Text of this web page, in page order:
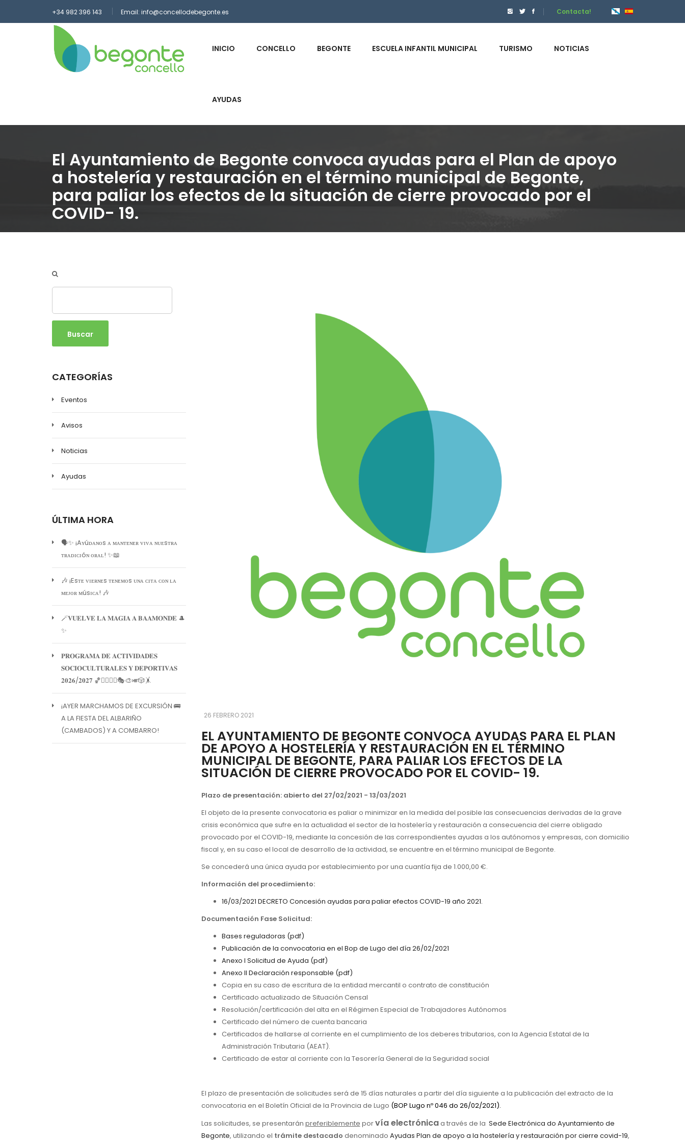
+34 982 396 143 Email: info@concellodebegonte.es Contacta!
INICIO CONCELLO BEGONTE ESCUELA INFANTIL MUNICIPAL TURISMO NOTICIAS
AYUDAS
El Ayuntamiento de Begonte convoca ayudas para el Plan de apoyo
a hostelería y restauración en el término municipal de Begonte,
para paliar los efectos de la situación de cierre provocado por el
COVID- 19.
CATEGORÍAS
Eventos
Avisos
Noticias
Ayudas
ÚLTIMA HORA
🗣️✨ ¡Aʏúᴅᴀɴᴏs ᴀ ᴍᴀɴᴛᴇɴᴇʀ ᴠɪᴠᴀ ɴᴜᴇsᴛʀᴀ
ᴛʀᴀᴅɪᴄɪóɴ ᴏʀᴀʟ! ✨📖
🎶 ¡Esᴛᴇ ᴠɪᴇʀɴᴇs ᴛᴇɴᴇᴍᴏs ᴜɴᴀ ᴄɪᴛᴀ ᴄᴏɴ ʟᴀ
ᴍᴇᴊᴏʀ ᴍúsɪᴄᴀ! 🎶
🪄𝐕𝐔𝐄𝐋𝐕𝐄 𝐋𝐀 𝐌𝐀𝐆𝐈𝐀 𝐀 𝐁𝐀𝐀𝐌𝐎𝐍𝐃𝐄 🎩
✨
𝐏𝐑𝐎𝐆𝐑𝐀𝐌𝐀 𝐃𝐄 𝐀𝐂𝐓𝐈𝐕𝐈𝐃𝐀𝐃𝐄𝐒
𝐒𝐎𝐂𝐈𝐎𝐂𝐔𝐋𝐓𝐔𝐑𝐀𝐋𝐄𝐒 𝐘 𝐃𝐄𝐏𝐎𝐑𝐓𝐈𝐕𝐀𝐒
𝟐𝟎𝟐𝟔/𝟐𝟎𝟐𝟕 🏀🏊‍♀️🧘‍♀️🎭🎨🎺🎲🤸
¡AYER MARCHAMOS DE EXCURSIÓN 🚌
A LA FIESTA DEL ALBARIÑO
(CAMBADOS) Y A COMBARRO!
26 FEBRERO 2021
EL AYUNTAMIENTO DE BEGONTE CONVOCA AYUDAS PARA EL PLAN
DE APOYO A HOSTELERÍA Y RESTAURACIÓN EN EL TÉRMINO
MUNICIPAL DE BEGONTE, PARA PALIAR LOS EFECTOS DE LA
SITUACIÓN DE CIERRE PROVOCADO POR EL COVID- 19.
Plazo de presentación: abierto del 27/02/2021 - 13/03/2021
El objeto de la presente convocatoria es paliar o minimizar en la medida del posible las consecuencias derivadas de la grave
crisis económica que sufre en la actualidad el sector de la hostelería y restauración a consecuencia del cierre obligado
provocado por el COVID-19, mediante la concesión de las correspondientes ayudas a los autónomos y empresas, con domicilio
fiscal y, en su caso el local de desarrollo de la actividad, se encuentre en el término municipal de Begonte.
Se concederá una única ayuda por establecimiento por una cuantía fija de 1.000,00 €.
Información del procedimiento:
16/03/2021 DECRETO Concesión ayudas para paliar efectos COVID-19 año 2021.
Documentación Fase Solicitud:
Bases reguladoras (pdf)
Publicación de la convocatoria en el Bop de Lugo del día 26/02/2021
Anexo I Solicitud de Ayuda (pdf)
Anexo II Declaración responsable (pdf)
Copia en su caso de escritura de la entidad mercantil o contrato de constitución
Certificado actualizado de Situación Censal
Resolución/certificación del alta en el Régimen Especial de Trabajadores Autónomos
Certificado del número de cuenta bancaria
Certificados de hallarse al corriente en el cumplimiento de los deberes tributarios, con la Agencia Estatal de la
Administración Tributaria (AEAT).
Certificado de estar al corriente con la Tesorería General de la Seguridad social
El plazo de presentación de solicitudes será de 15 días naturales a partir del día siguiente a la publicación del extracto de la
convocatoria en el Boletín Oficial de la Provincia de Lugo (BOP Lugo nº 046 do 26/02/2021).
Las solicitudes, se presentarán preferiblemente porvía electrónicaa través de la Sede Electrónica do Ayuntamiento de
Begonte, utilizando el trámite destacado denominado Ayudas Plan de apoyo a la hostelería y restauración por cierre covid-19,